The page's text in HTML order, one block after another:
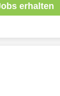
erhalten